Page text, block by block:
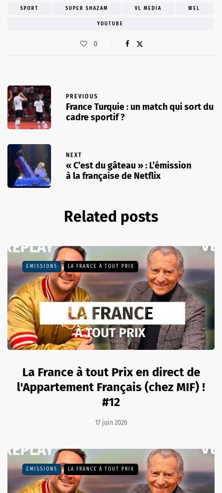
SPORT SUPER SHAZAM VL MEDIA WEL
YOUTUBE
0
PREVIOUS
France Turquie : un match qui sort du
cadre sportif ?
NEXT
« C’est du gâteau » : L’émission
à la française de Netflix
Related posts
EMISSIONS LA FRANCE À TOUT PRIX
La France à tout Prix en direct de
l'Appartement Français (chez MIF) !
#12
17 juin 2026
EMISSIONS LA FRANCE À TOUT PRIX